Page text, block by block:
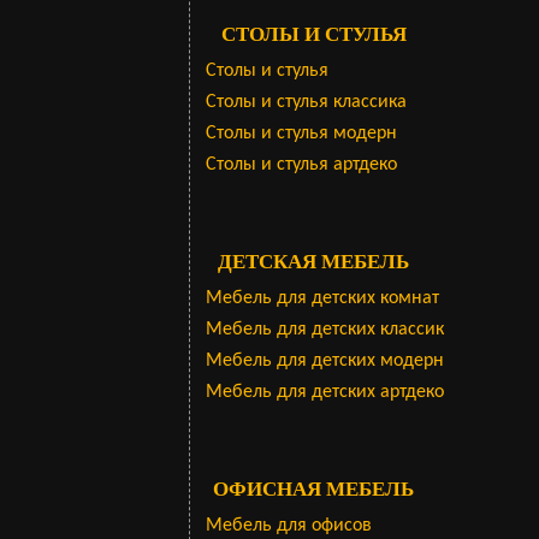
СТОЛЫ И СТУЛЬЯ
Столы и стулья
Столы и стулья классика
Столы и стулья модерн
Столы и стулья артдеко
ДЕТСКАЯ МЕБЕЛЬ
Мебель для детских комнат
Мебель для детских классик
Мебель для детских модерн
Мебель для детских артдеко
ОФИСНАЯ МЕБЕЛЬ
Мебель для офисов